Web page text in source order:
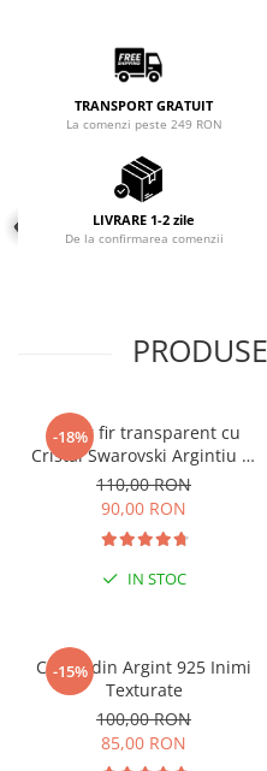
Coliere cu mărgele colorate și
Coliere cu pietre semiprețioase
TRANSPORT GRATUIT
La comenzi peste 249 RON
LIVRARE 1-2 zile
De la confirmarea comenzii
-18%
Colier fir transparent cu
Cristal Swarovski Argintiu in
Caseta din Argint 925
110,00 RON
90,00 RON
IN STOC
-15%
Cercei din Argint 925 Inimi
Texturate
100,00 RON
85,00 RON